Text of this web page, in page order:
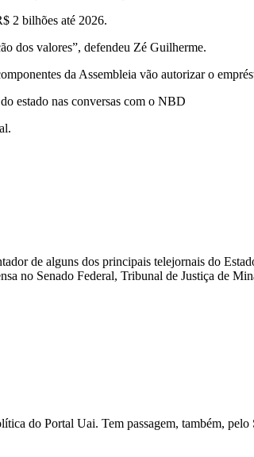
2 bilhões até 2026.
dos valores”, defendeu Zé Guilherme.
da Assembleia vão autorizar o
estado nas conversas com o NBD
de alguns dos principais telejornais do
no Senado Federal, Tribunal de Justiça de
do Portal Uai. Tem passagem, também, pelo